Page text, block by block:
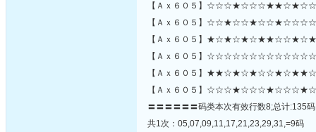
【Ａｘ６０５】
【Ａｘ６０５】
【Ａｘ６０５】
【Ａｘ６０５】
【Ａｘ６０５】
【Ａｘ６０５】
〓〓〓〓〓〓码类本次有效行数8;总计:135
共1次：05,07,09,11,17,21,23,29,31,=9码